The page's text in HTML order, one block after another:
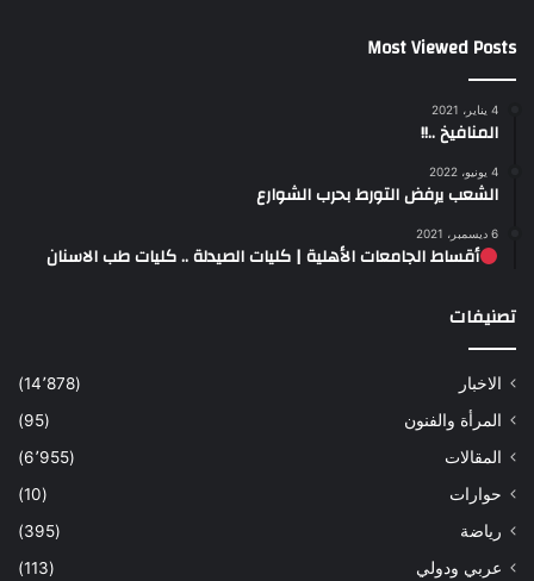
Most Viewed Posts
4 يناير، 2021
المنافيخ ..!!
4 يونيو، 2022
الشعب يرفض التورط بحرب الشوارع
6 ديسمبر، 2021
أقساط الجامعات الأهلية | كليات الصيدلة .. كليات طب الاسنان
تصنيفات
الاخبار
(14٬878)
المرأة والفنون
(95)
المقالات
(6٬955)
حوارات
(10)
رياضة
(395)
عربي ودولي
(113)